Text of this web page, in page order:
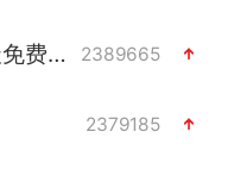
东航：国内客票提前14天免费退改 2389665
2379185